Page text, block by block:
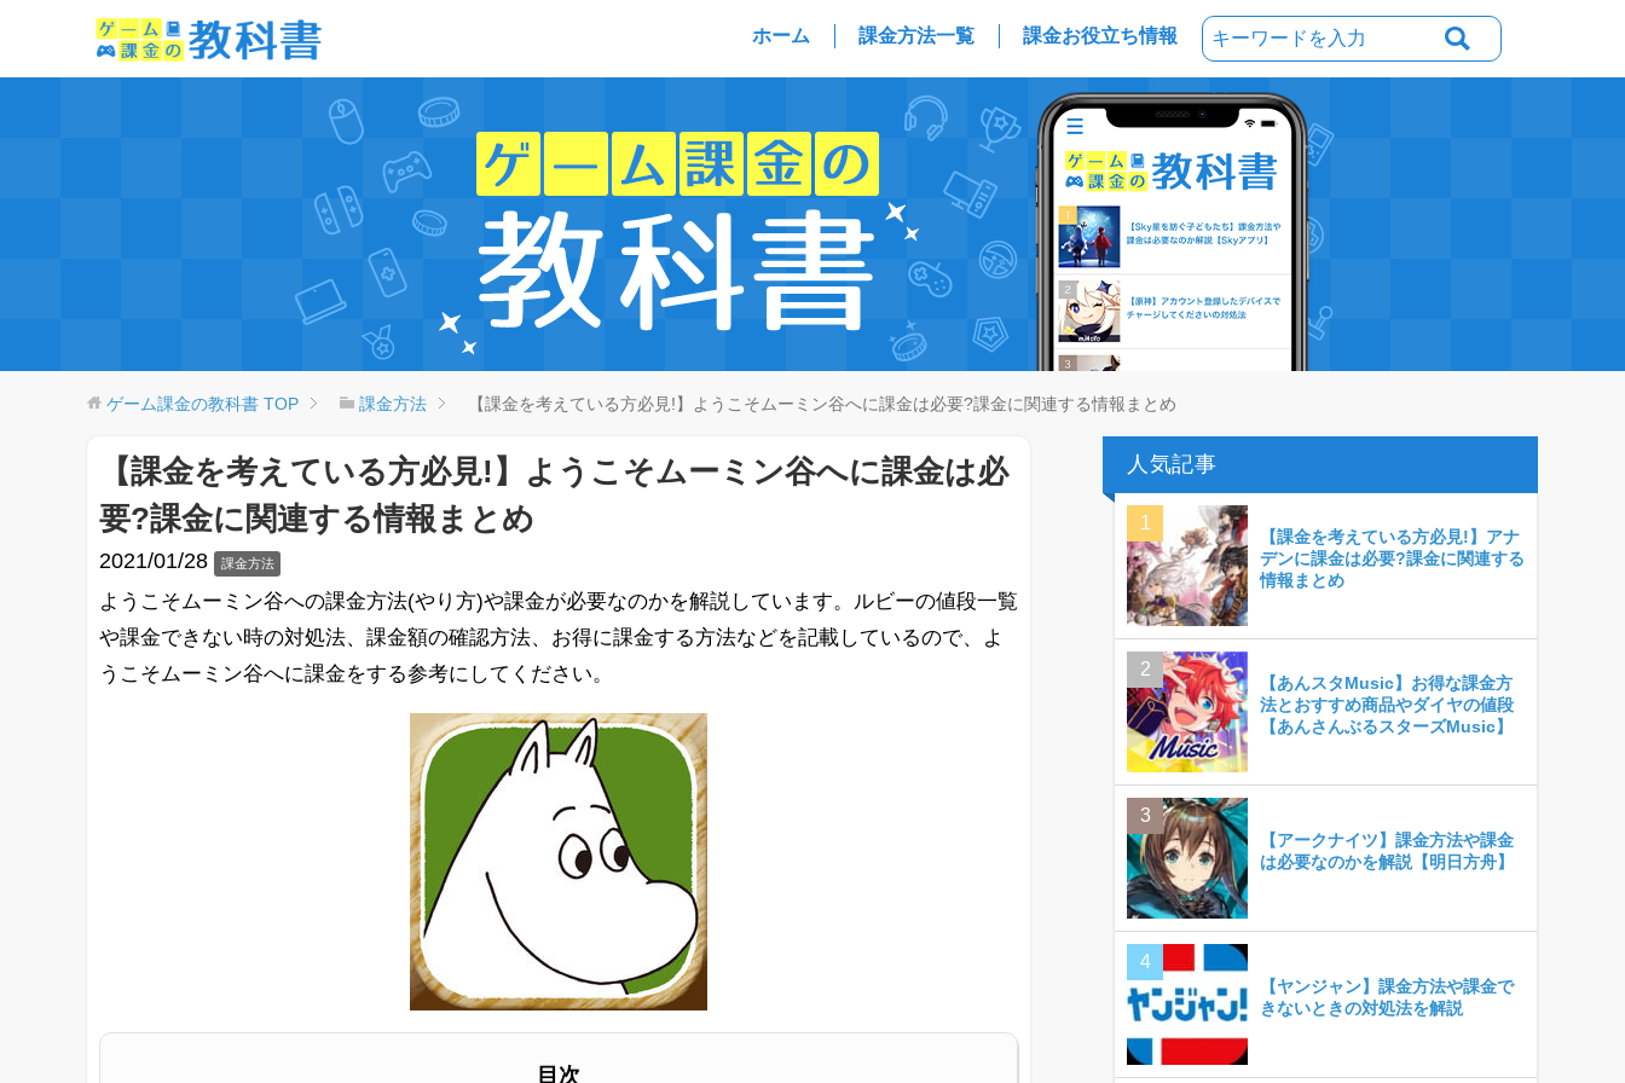
ホーム 課金方法一覧 課金お役立ち情報
ゲーム課金の教科書 TOP 課金方法 【課金を考えている方必見!】ようこそムーミン谷へに課金は必要?課金に関連する情報まとめ
【課金を考えている方必見!】ようこそムーミン谷へに課金は必
要?課金に関連する情報まとめ
2021/01/28 課金方法
ようこそムーミン谷への課金方法(やり方)や課金が必要なのかを解説しています。ルビーの値段一覧
や課金できない時の対処法、課金額の確認方法、お得に課金する方法などを記載しているので、よ
うこそムーミン谷へに課金をする参考にしてください。
目次
人気記事
【課金を考えている方必見!】アナ
デンに課金は必要?課金に関連する
情報まとめ
【あんスタMusic】お得な課金方
法とおすすめ商品やダイヤの値段
【あんさんぶるスターズMusic】
【アークナイツ】課金方法や課金
は必要なのかを解説【明日方舟】
【ヤンジャン】課金方法や課金で
きないときの対処法を解説